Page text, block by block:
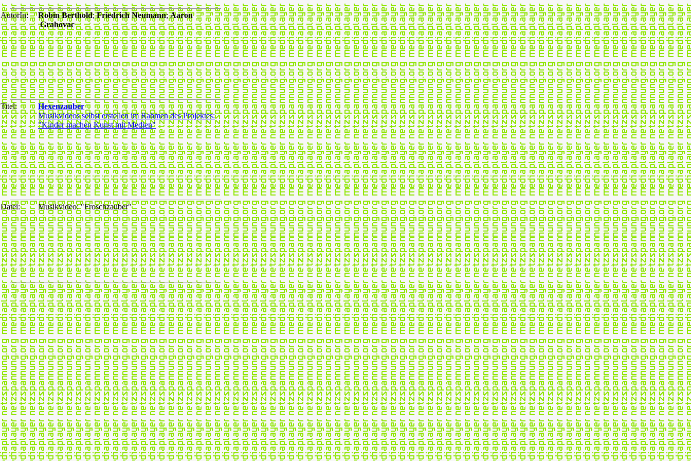
AutorIn: Robin Berthold;Friedrich Neumann;Aaron
Grahovac
Titel:
Hexenzauber
Musikvideos selbst erstellen im Rahmen des Projektes:
"Kinder machen Kunst mit Medien"
Datei: Musikvideo: "Froschzauber"